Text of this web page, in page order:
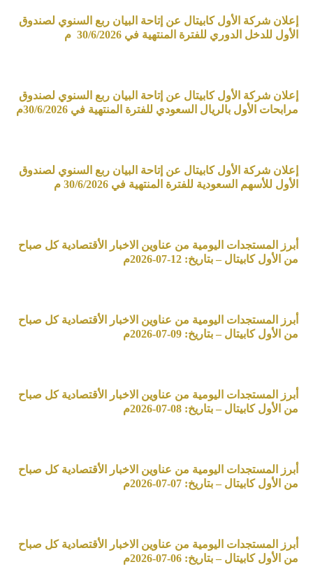
إعلان شركة الأول كابيتال عن إتاحة البيان ربع السنوي لصندوق
الأول للدخل الدوري للفترة المنتهية في 30/6/2026 م
إعلان شركة الأول كابيتال عن إتاحة البيان ربع السنوي لصندوق
مرابحات الأول بالريال السعودي للفترة المنتهية في 30/6/2026م
إعلان شركة الأول كابيتال عن إتاحة البيان ربع السنوي لصندوق
الأول للأسهم السعودية للفترة المنتهية في 30/6/2026 م
أبرز المستجدات اليومية من عناوين الاخبار الأقتصادية كل صباح
من الأول كابيتال – بتاريخ: 12-07-2026م
أبرز المستجدات اليومية من عناوين الاخبار الأقتصادية كل صباح
من الأول كابيتال – بتاريخ: 09-07-2026م
أبرز المستجدات اليومية من عناوين الاخبار الأقتصادية كل صباح
من الأول كابيتال – بتاريخ: 08-07-2026م
أبرز المستجدات اليومية من عناوين الاخبار الأقتصادية كل صباح
من الأول كابيتال – بتاريخ: 07-07-2026م
أبرز المستجدات اليومية من عناوين الاخبار الأقتصادية كل صباح
من الأول كابيتال – بتاريخ: 06-07-2026م